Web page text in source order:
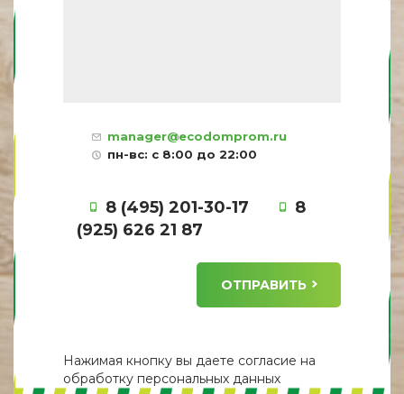
manager@ecodomprom.ru
пн-вс: с 8:00 до 22:00
8 (495) 201-30-17
8
(925) 626 21 87
ОТПРАВИТЬ
Нажимая кнопку вы даете согласие на
обработку персональных данных